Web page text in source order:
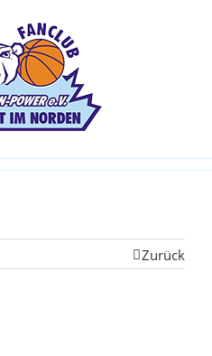
Zurück